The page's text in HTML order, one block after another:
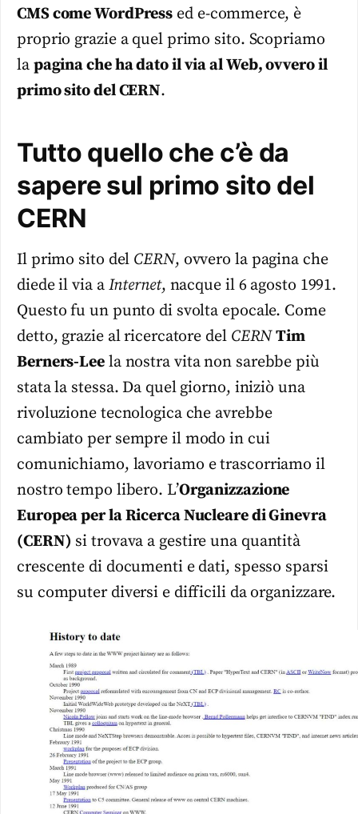
CMS come WordPress ed e-commerce, è
proprio grazie a quel primo sito. Scopriamo
la pagina che ha dato il via al Web, ovvero il
primo sito del CERN.
Tutto quello che c’è da
sapere sul primo sito del
CERN
Il primo sito del CERN, ovvero la pagina che
diede il via a Internet, nacque il 6 agosto 1991.
Questo fu un punto di svolta epocale. Come
detto, grazie al ricercatore del CERNTim
Berners-Leela nostra vita non sarebbe più
stata la stessa. Da quel giorno, iniziò una
rivoluzione tecnologica che avrebbe
cambiato per sempre il modo in cui
comunichiamo, lavoriamo e trascorriamo il
nostro tempo libero. L’Organizzazione
Europea per la Ricerca Nucleare di Ginevra
(CERN) si trovava a gestire una quantità
crescente di documenti e dati, spesso sparsi
su computer diversi e difficili da organizzare.